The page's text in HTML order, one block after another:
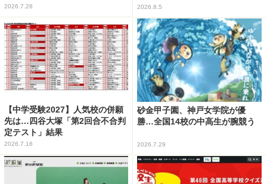
2026.7.28 2026.8.5
【中学受験2027】人気校の併願
先は…四谷大塚「第2回合不合判
定テスト」結果
2026.7.16
砂金甲子園、神戸女学院が優
勝…全国14校の中高生が腕競う
2026.7.29